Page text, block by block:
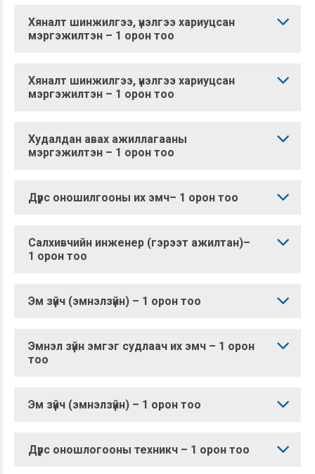
Хяналт шинжилгээ, үнэлгээ хариуцсан
мэргэжилтэн – 1 орон тоо
Хяналт шинжилгээ, үнэлгээ хариуцсан
мэргэжилтэн – 1 орон тоо
Худалдан авах ажиллагааны
мэргэжилтэн – 1 орон тоо
Дүрс оношилгооны их эмч– 1 орон тоо
Салхивчийн инженер (гэрээт ажилтан)–
1 орон тоо
Эм зүйч (эмнэлзүйн) – 1 орон тоо
Эмнэл зүйн эмгэг судлаач их эмч – 1 орон
тоо
Эм зүйч (эмнэлзүйн) – 1 орон тоо
Дүрс оношлогооны техникч – 1 орон тоо